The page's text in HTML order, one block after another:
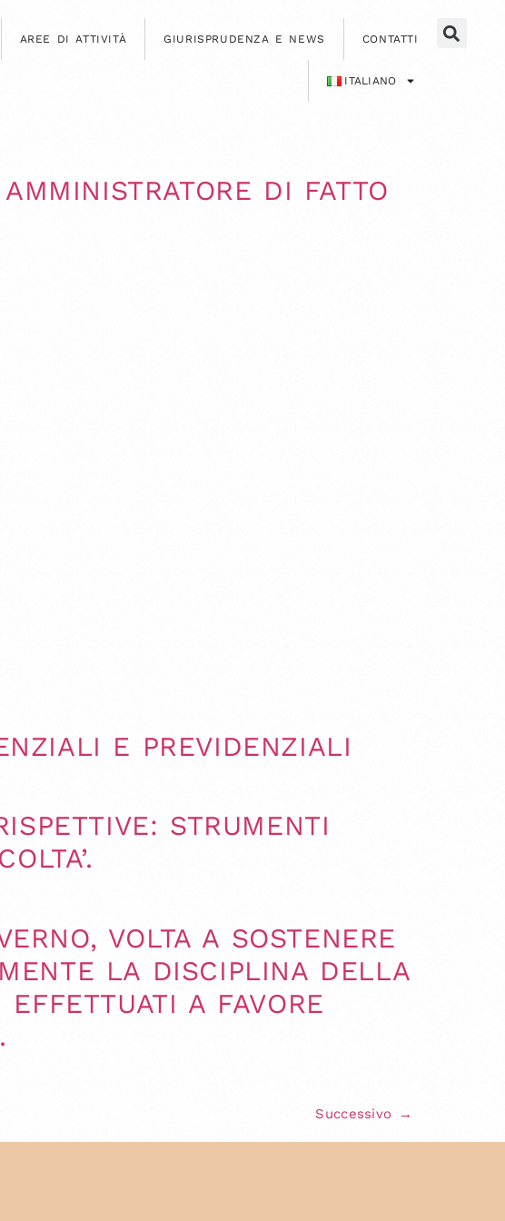
AREE DI ATTIVITÀ GIURISPRUDENZA E NEWS CONTATTI
ITALIANO
DI FATTO
E PREVIDENZIALI
STRUMENTI
VOLTA A SOSTENERE
LA DISCIPLINA DELLA
A FAVORE
Successivo →